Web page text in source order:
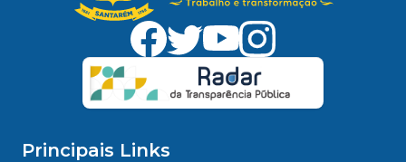
Principais Links